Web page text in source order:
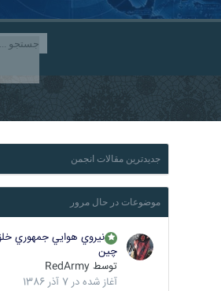
جدیدترین مقالات انجمن
موضوعات در حال مرور
نيروي هوايي جمهوري
چين
توسط RedArmy
آغاز شده در 7 آذر 1386